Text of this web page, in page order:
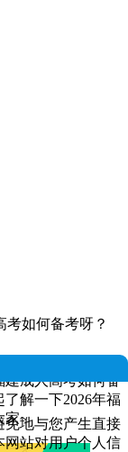
考如何备考呀？
成人高考如何备
了解一下2026年福
家~
免地与您产生直接
网站对用户个人信